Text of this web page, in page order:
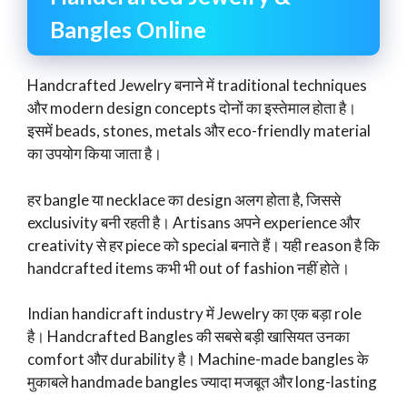
Bangles Online
Handcrafted Jewelry बनाने में traditional techniques
और modern design concepts दोनों का इस्तेमाल होता है।
इसमें beads, stones, metals और eco-friendly material
का उपयोग किया जाता है।
हर bangle या necklace का design अलग होता है, जिससे
exclusivity बनी रहती है। Artisans अपने experience और
creativity से हर piece को special बनाते हैं। यही reason है कि
handcrafted items कभी भी out of fashion नहीं होते।
Indian handicraft industry में Jewelry का एक बड़ा role
है। Handcrafted Bangles की सबसे बड़ी खासियत उनका
comfort और durability है। Machine-made bangles के
मुकाबले handmade bangles ज्यादा मजबूत और long-lasting